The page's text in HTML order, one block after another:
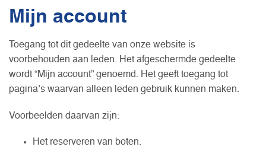
Mijn account
Toegang tot dit gedeelte van onze website is
voorbehouden aan leden. Het afgeschermde gedeelte
wordt “Mijn account” genoemd. Het geeft toegang tot
pagina’s waarvan alleen leden gebruik kunnen maken.
Voorbeelden daarvan zijn:
Het reserveren van boten.